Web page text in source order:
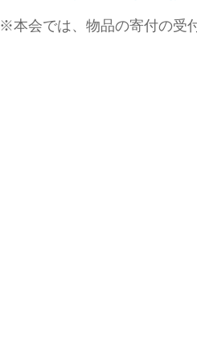
※本会では、物品の寄付の受